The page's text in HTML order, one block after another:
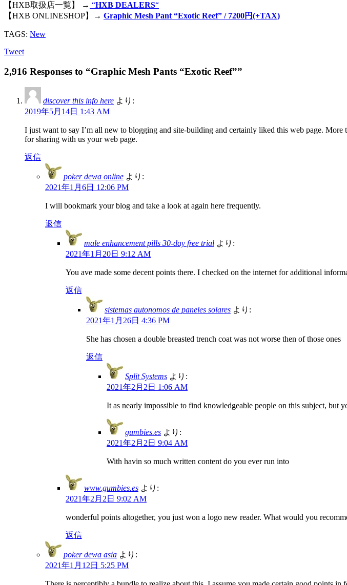
【HXB取扱店一覧】 → “HXB DEALERS“
【HXB ONLINESHOP】→ Graphic Mesh Pant “Exotic Reef” / 7200円(+TAX)
TAGS: New
Tweet
2,916 Responses to “Graphic Mesh Pants “Exotic Reef””
discover this info here より:
2019年5月14日 1:43 AM
I just want to say I’m all new to blogging and site-building and certainly liked this web page.
for sharing with us your web page.
返信
poker dewa online より:
2021年1月6日 12:06 PM
I will bookmark your blog and take a look at again here frequently.
返信
male enhancement pills 30-day free trial より:
2021年1月20日 9:12 AM
You ave made some decent points there. I checked on the internet for additional
返信
sistemas autonomos de paneles solares より:
2021年1月26日 4:36 PM
She has chosen a double breasted trench coat was not worse then of those ones
返信
Split Systems より:
2021年2月2日 1:06 AM
It as nearly impossible to find knowledgeable people on this subject,
gumbies.es より:
2021年2月2日 9:04 AM
With havin so much written content do you ever run into
www.gumbies.es より:
2021年2月2日 9:02 AM
wonderful points altogether, you just won a logo new reader. What would you
返信
poker dewa asia より:
2021年1月12日 5:25 PM